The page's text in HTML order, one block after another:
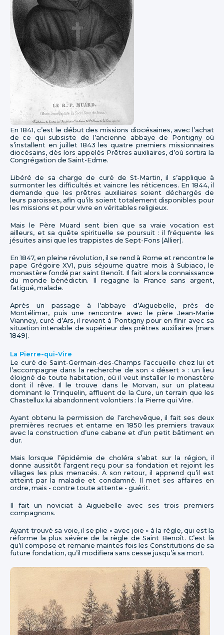
En 1841, c’est le début des missions diocésaines, avec l’achat
de ce qui subsiste de l’ancienne abbaye de Pontigny où
s’installent en juillet 1843 les quatre premiers missionnaires
diocésains, dès lors appelés Prêtres auxiliaires, d’où sortira la
Congrégation de Saint-Edme.
Libéré de sa charge de curé de St-Martin, il s’applique à
surmonter les difficultés et vaincre les réticences. En 1844, il
demande que les prêtres auxiliaires soient déchargés de
leurs paroisses, afin qu’ils soient totalement disponibles pour
les missions et pour vivre en véritables religieux.
Mais le Père Muard sent bien que sa vraie vocation est
ailleurs, et sa quête spirituelle se poursuit : il fréquente les
jésuites ainsi que les trappistes de Sept-Fons (Allier).
En 1847, en pleine révolution, il se rend à Rome et rencontre le
pape Grégoire XVI, puis séjourne quatre mois à Subiaco, le
monastère fondé par saint Benoît. Il fait alors la connaissance
du monde bénédictin. Il regagne la France sans argent,
fatigué, malade.
Après un passage à l’abbaye d’Aiguebelle, près de
Montélimar, puis une rencontre avec le père Jean-Marie
Vianney, curé d’Ars, il revient à Pontigny pour en finir avec sa
situation intenable de supérieur des prêtres auxiliaires (mars
1849).
La Pierre-qui-Vire
Le curé de Saint-Germain-des-Champs l’accueille chez lui et
l’accompagne dans la recherche de son « désert » : un lieu
éloigné de toute habitation, où il veut installer le monastère
dont il rêve. Il le trouve dans le Morvan, sur un plateau
dominant le Trinquelin, affluent de la Cure, un terrain que les
Chastellux lui abandonnent volontiers : la Pierre qui Vire.
Ayant obtenu la permission de l’archevêque, il fait ses deux
premières recrues et entame en 1850 les premiers travaux
avec la construction d’une cabane et d’un petit bâtiment en
dur.
Mais lorsque l’épidémie de choléra s’abat sur la région, il
donne aussitôt l’argent reçu pour sa fondation et rejoint les
villages les plus menacés. À son retour, il apprend qu’il est
atteint par la maladie et condamné. Il met ses affaires en
ordre, mais - contre toute attente - guérit.
Il fait un noviciat à Aiguebelle avec ses trois premiers
compagnons.
Ayant trouvé sa voie, il se plie « avec joie » à la règle, qui est la
réforme la plus sévère de la règle de Saint Benoît. C’est là
qu’il compose et remanie maintes fois les Constitutions de sa
future fondation, qu’il modifiera sans cesse jusqu’à sa mort.